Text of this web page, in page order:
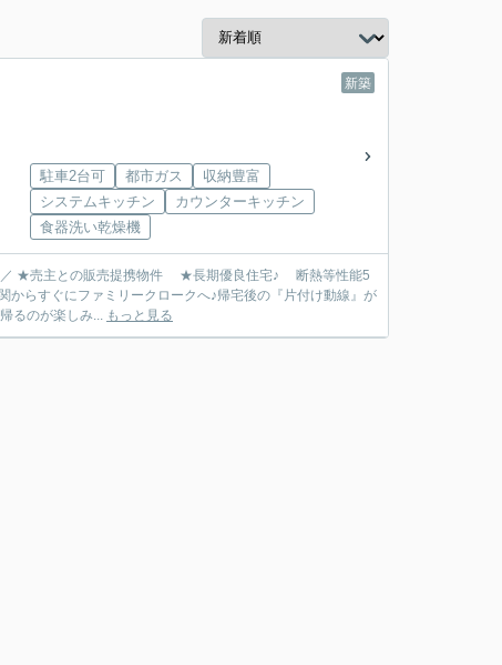
新築
駐車2台可 都市ガス
収納豊富
システムキッチン
カウンターキッチン
食器洗い乾燥機
／ ★売主との販売提携物件 ★長期優良住宅♪ 断熱等性能5
すぐにファミリークロークへ♪帰宅後の『片付け動線』が
るのが楽しみ... もっと見る